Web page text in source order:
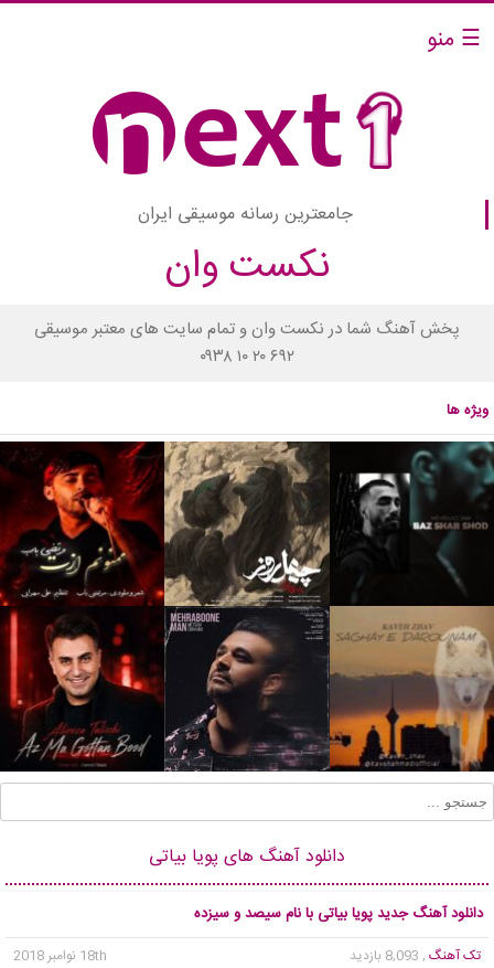
☰ منو
جامعترین رسانه موسیقی ایران
نکست وان
پخش آهنگ شما در نکست وان و تمام سایت های معتبر موسیقی
۰۹۳۸ ۱۰ ۲۰ ۶۹۲
ویژه ها
دانلود آهنگ های پویا بیاتی
دانلود آهنگ جدید پویا بیاتی با نام سیصد و سیزده
تک آهنگ , 8,093 بازدید
18th نوامبر 2018